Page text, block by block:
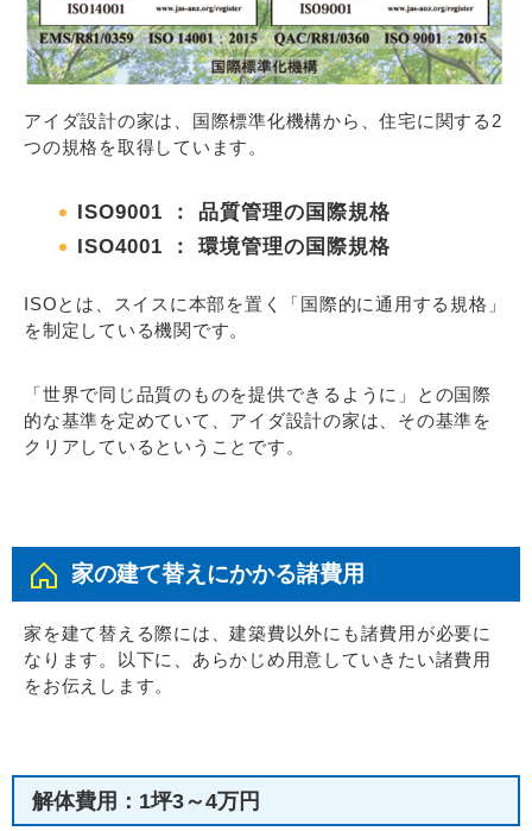
アイダ設計の家は、国際標準化機構から、住宅に関する2
つの規格を取得しています。
ISO9001 ： 品質管理の国際規格
ISO4001 ： 環境管理の国際規格
ISOとは、スイスに本部を置く「国際的に通用する規格」
を制定している機関です。
「世界で同じ品質のものを提供できるように」との国際
的な基準を定めていて、アイダ設計の家は、その基準を
クリアしているということです。
家の建て替えにかかる諸費用
家を建て替える際には、建築費以外にも諸費用が必要に
なります。以下に、あらかじめ用意していきたい諸費用
をお伝えします。
解体費用：1坪3～4万円